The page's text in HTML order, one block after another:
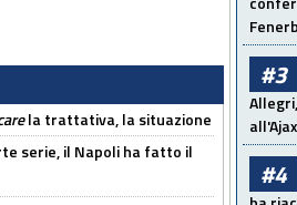
la trattativa, la situazione
serie, il Napoli ha fatto il
#3
#4